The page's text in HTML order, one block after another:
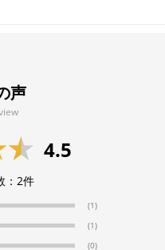
声
4.5
2件
(1)
(1)
(0)